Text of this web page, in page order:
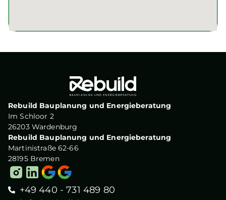
Rebuild Bauplanung und Energieberatung
Im Schloor 2
26203 Wardenburg
Rebuild Bauplanung und Energieberatung
Martinistraße 62-66
28195 Bremen
+49 440 - 731 489 80